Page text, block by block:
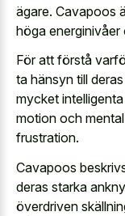
ägare. Cavapoos
höga energinivåer
För att förstå
ta hänsyn till
mycket
motion och
frustration.
Cavapoos
deras starka
överdriven